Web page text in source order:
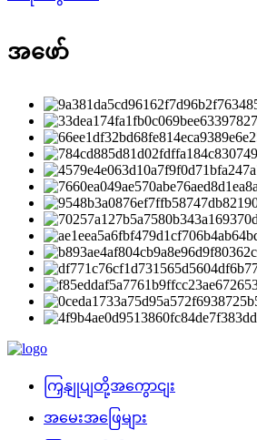
အဖော်
ကြှနျုပျတို့အကွောငျး
အမေးအဖြေများ